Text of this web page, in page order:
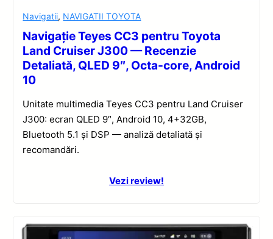
Navigatii, NAVIGATII TOYOTA
Navigație Teyes CC3 pentru Toyota
Land Cruiser J300 — Recenzie
Detaliată, QLED 9″, Octa-core, Android
10
Unitate multimedia Teyes CC3 pentru Land Cruiser
J300: ecran QLED 9″, Android 10, 4+32GB,
Bluetooth 5.1 și DSP — analiză detaliată și
recomandări.
Vezi review!